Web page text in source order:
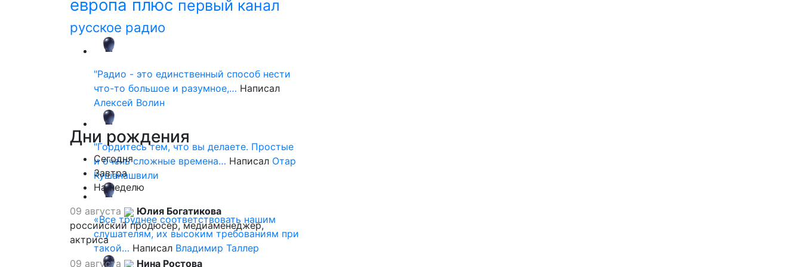
европа плюс первый канал
русское радио
"Радио - это единственный способ нести
что-то большое и разумное,… Написал
Алексей Волин
"Гордитесь тем, что вы делаете. Простые
и очень сложные времена… Написал Отар
Кушанашвили
«Все труднее соответствовать нашим
слушателям, их высоким требованиям при
такой… Написал Владимир Таллер
Дни рождения
Сегодня
Завтра
На неделю
09 августа
Юлия Богатикова
российский продюсер, медиаменеджер,
актриса
09 августа
Нина Ростова